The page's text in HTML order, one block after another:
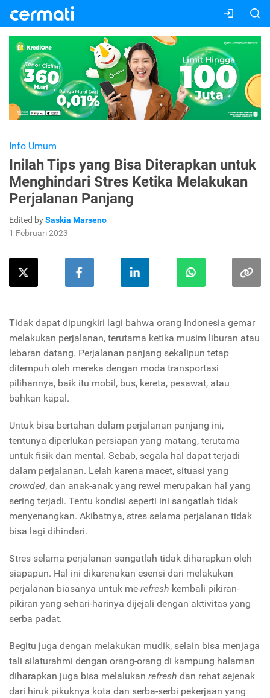
Info Umum
Inilah Tips yang Bisa Diterapkan untuk
Menghindari Stres Ketika Melakukan
Perjalanan Panjang
Edited bySaskia Marseno
1 Februari 2023
Tidak dapat dipungkiri lagi bahwa orang Indonesia gemar
melakukan perjalanan, terutama ketika musim liburan atau
lebaran datang. Perjalanan panjang sekalipun tetap
ditempuh oleh mereka dengan moda transportasi
pilihannya, baik itu mobil, bus, kereta, pesawat, atau
bahkan kapal.
Untuk bisa bertahan dalam perjalanan panjang ini,
tentunya diperlukan persiapan yang matang, terutama
untuk fisik dan mental. Sebab, segala hal dapat terjadi
dalam perjalanan. Lelah karena macet, situasi yang
crowded, dan anak-anak yang rewel merupakan hal yang
sering terjadi. Tentu kondisi seperti ini sangatlah tidak
menyenangkan. Akibatnya, stres selama perjalanan tidak
bisa lagi dihindari.
Stres selama perjalanan sangatlah tidak diharapkan oleh
siapapun. Hal ini dikarenakan esensi dari melakukan
perjalanan biasanya untuk me-refresh kembali pikiran-
pikiran yang sehari-harinya dijejali dengan aktivitas yang
serba padat.
Begitu juga dengan melakukan mudik, selain bisa menjaga
tali silaturahmi dengan orang-orang di kampung halaman
diharapkan juga bisa melalukan refresh dan rehat sejenak
dari hiruk pikuknya kota dan serba-serbi pekerjaan yang